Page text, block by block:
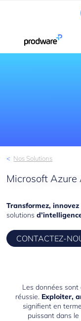
Nos Solutions
Microsoft Azure
Transformez,
solutions
CONTACTEZ-
Les données
réussie. Exploiter,
signifient en
puissant dans le